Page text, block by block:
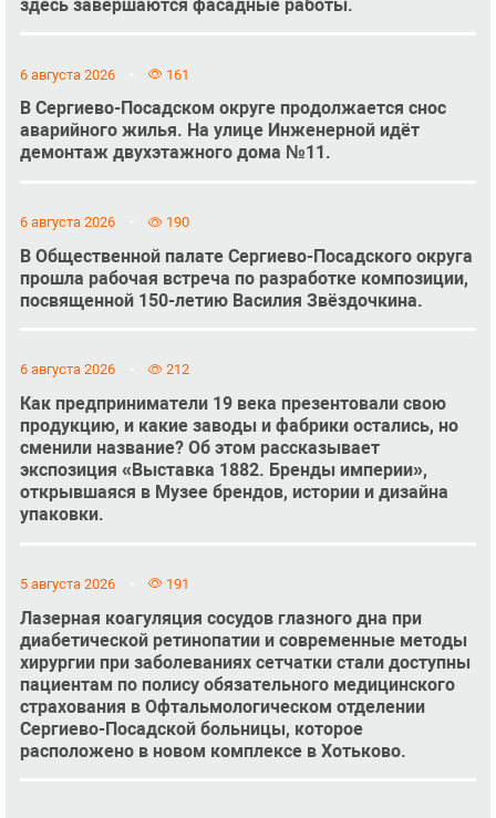
здесь завершаются фасадные работы.
6 августа 2026 161
В Сергиево-Посадском округе продолжается снос
аварийного жилья. На улице Инженерной идёт
демонтаж двухэтажного дома №11.
6 августа 2026 190
В Общественной палате Сергиево-Посадского округа
прошла рабочая встреча по разработке композиции,
посвященной 150-летию Василия Звёздочкина.
6 августа 2026 212
Как предприниматели 19 века презентовали свою
продукцию, и какие заводы и фабрики остались, но
сменили название? Об этом рассказывает
экспозиция «Выставка 1882. Бренды империи»,
открывшаяся в Музее брендов, истории и дизайна
упаковки.
5 августа 2026 191
Лазерная коагуляция сосудов глазного дна при
диабетической ретинопатии и современные методы
хирургии при заболеваниях сетчатки стали доступны
пациентам по полису обязательного медицинского
страхования в Офтальмологическом отделении
Сергиево-Посадской больницы, которое
расположено в новом комплексе в Хотьково.